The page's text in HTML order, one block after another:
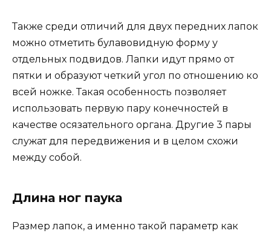
Также среди отличий для двух передних лапок
можно отметить булавовидную форму у
отдельных подвидов. Лапки идут прямо от
пятки и образуют четкий угол по отношению ко
всей ножке. Такая особенность позволяет
использовать первую пару конечностей в
качестве осязательного органа. Другие 3 пары
служат для передвижения и в целом схожи
между собой.
Длина ног паука
Размер лапок, а именно такой параметр как